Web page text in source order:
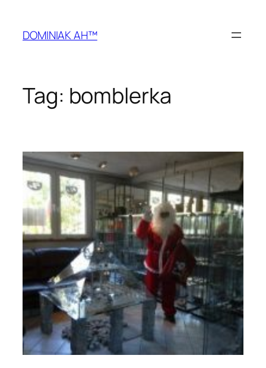
treściDOMINIAK AH™
Tag: bomblerka